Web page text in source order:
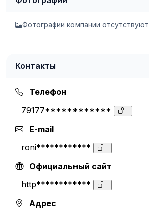
Фотографии компании отсутствуют
Контакты
Телефон
79177************
E-mail
roni************
Официальный сайт
http************
Адрес